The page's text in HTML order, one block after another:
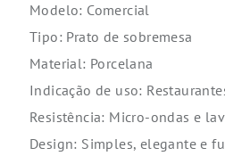
Modelo: Comercial
Tipo: Prato de sobremesa
Material: Porcelana
Indicação de uso:
Resistência: Micro-ondas e
Design: Simples, elegante e